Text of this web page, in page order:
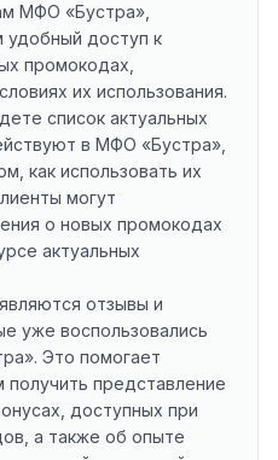
МФО «Бустра»,
удобный доступ к
промокодах,
их использования.
список актуальных
в МФО «Бустра»,
как использовать их
могут
о новых промокодах
актуальных
отзывы и
уже воспользовались
Это помогает
представление
доступных при
а также об опыте